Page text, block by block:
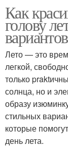
Как
голову
вариантов
Лето — это
легкой,
только
солнца, но и
образу
стильных
которые
день лета.